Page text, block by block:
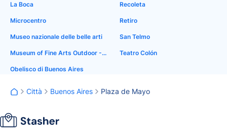
La Boca
Microcentro
Museo nazionale delle belle arti
Museum of Fine Arts Outdoor - Caminito
Obelisco di Buenos Aires
Recoleta
Retiro
San Telmo
Teatro Colón
Città Buenos Aires Plaza de Mayo